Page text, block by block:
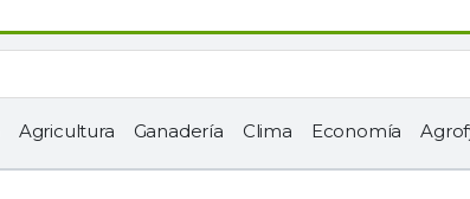
Agricultura Ganadería Clima Economía